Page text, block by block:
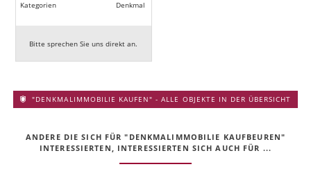
Kategorien
Denkmal
Bitte sprechen Sie uns direkt an.
"DENKMALIMMOBILIE KAUFEN" - ALLE OBJEKTE IN DER ÜBERSICHT
ANDERE DIE SICH FÜR "DENKMALIMMOBILIE KAUFBEUREN"
INTERESSIERTEN, INTERESSIERTEN SICH AUCH FÜR ...